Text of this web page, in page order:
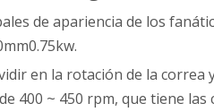
de apariencia de los
en la rotación de la
400 ~ 450 rpm, que tiene